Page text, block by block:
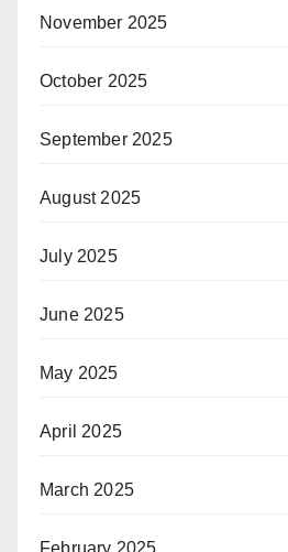
November 2025
October 2025
September 2025
August 2025
July 2025
June 2025
May 2025
April 2025
March 2025